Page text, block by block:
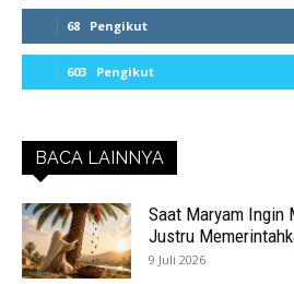
68 Pengikut
603 Pengikut
BACA LAINNYA
Saat Maryam Ingin
Justru
9 Juli 2026